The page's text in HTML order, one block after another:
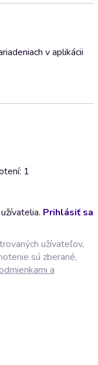
v aplikácii
1
Prihlásiť sa
užívateľov,
sú zberané,
a